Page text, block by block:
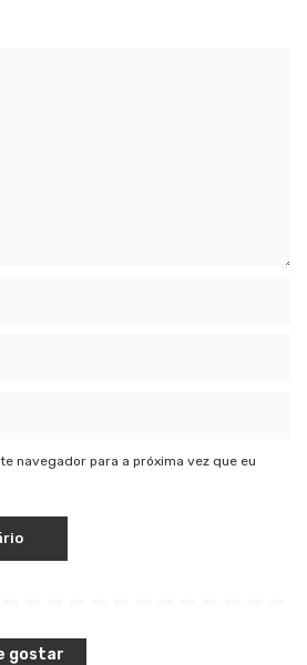
navegador para a próxima vez que eu
gostar